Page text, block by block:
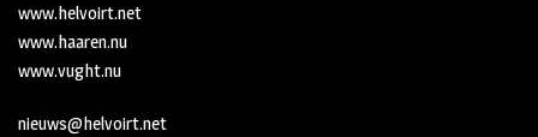
www.helvoirt.net
www.haaren.nu
www.vught.nu
nieuws@helvoirt.net